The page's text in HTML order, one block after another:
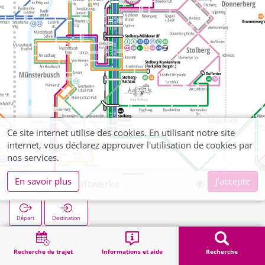
Recherche de trajet Informations et aide Recherche
Steinfurt Kraftwerke
Départ Destination
Démarrage Recherche Steinfurt Kraftwerke
Ce site internet utilise des cookies. En utilisant notre site
internet, vous déclarez approuver l'utilisation de cookies par
nos services.
En savoir plus
J'accepte